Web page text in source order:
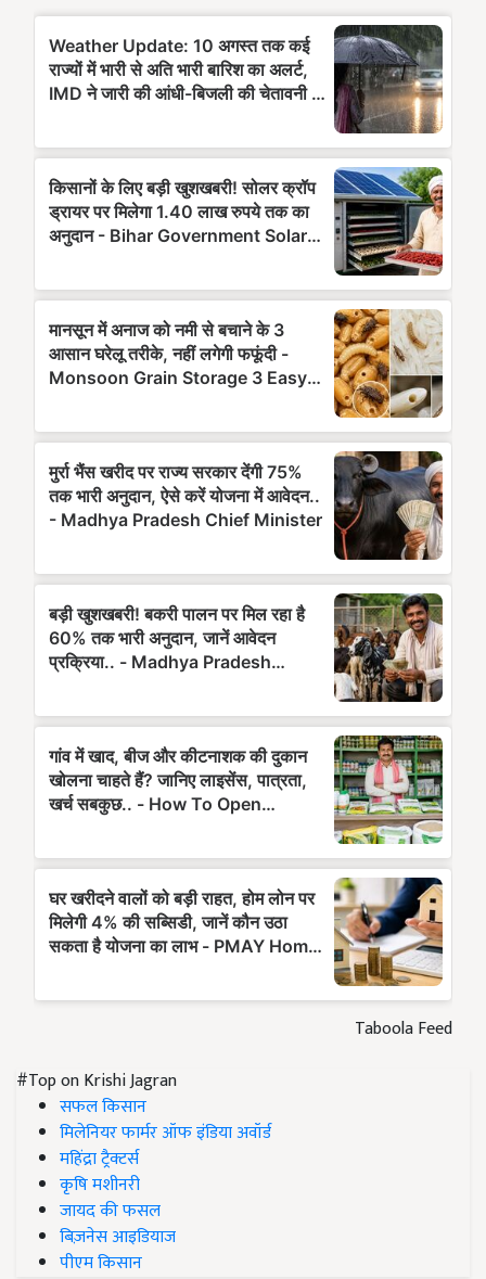
Taboola Feed
#Top on Krishi Jagran
सफल किसान
मिलेनियर फार्मर ऑफ इंडिया अवॉर्ड
महिंद्रा ट्रैक्टर्स
कृषि मशीनरी
जायद की फसल
बिज़नेस आइडियाज
पीएम किसान